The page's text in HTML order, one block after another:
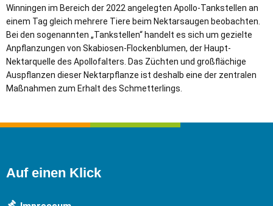
Winningen im Bereich der 2022 angelegten Apollo-Tankstellen an
einem Tag gleich mehrere Tiere beim Nektarsaugen beobachten.
Bei den sogenannten „Tankstellen“ handelt es sich um gezielte
Anpflanzungen von Skabiosen-Flockenblumen, der Haupt-
Nektarquelle des Apollofalters. Das Züchten und großflächige
Auspflanzen dieser Nektarpflanze ist deshalb eine der zentralen
Maßnahmen zum Erhalt des Schmetterlings.
Auf einen Klick